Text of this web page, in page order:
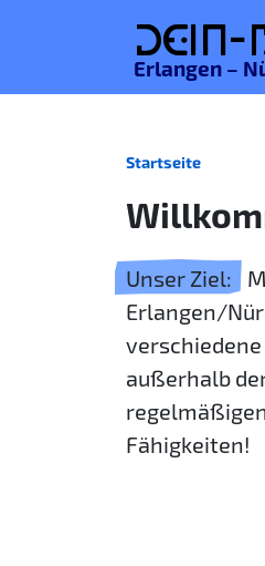
Dein-
Erlangen –
Startseite
Unser Ziel:
Erlangen/
außerhalb
Fähigkeiten!